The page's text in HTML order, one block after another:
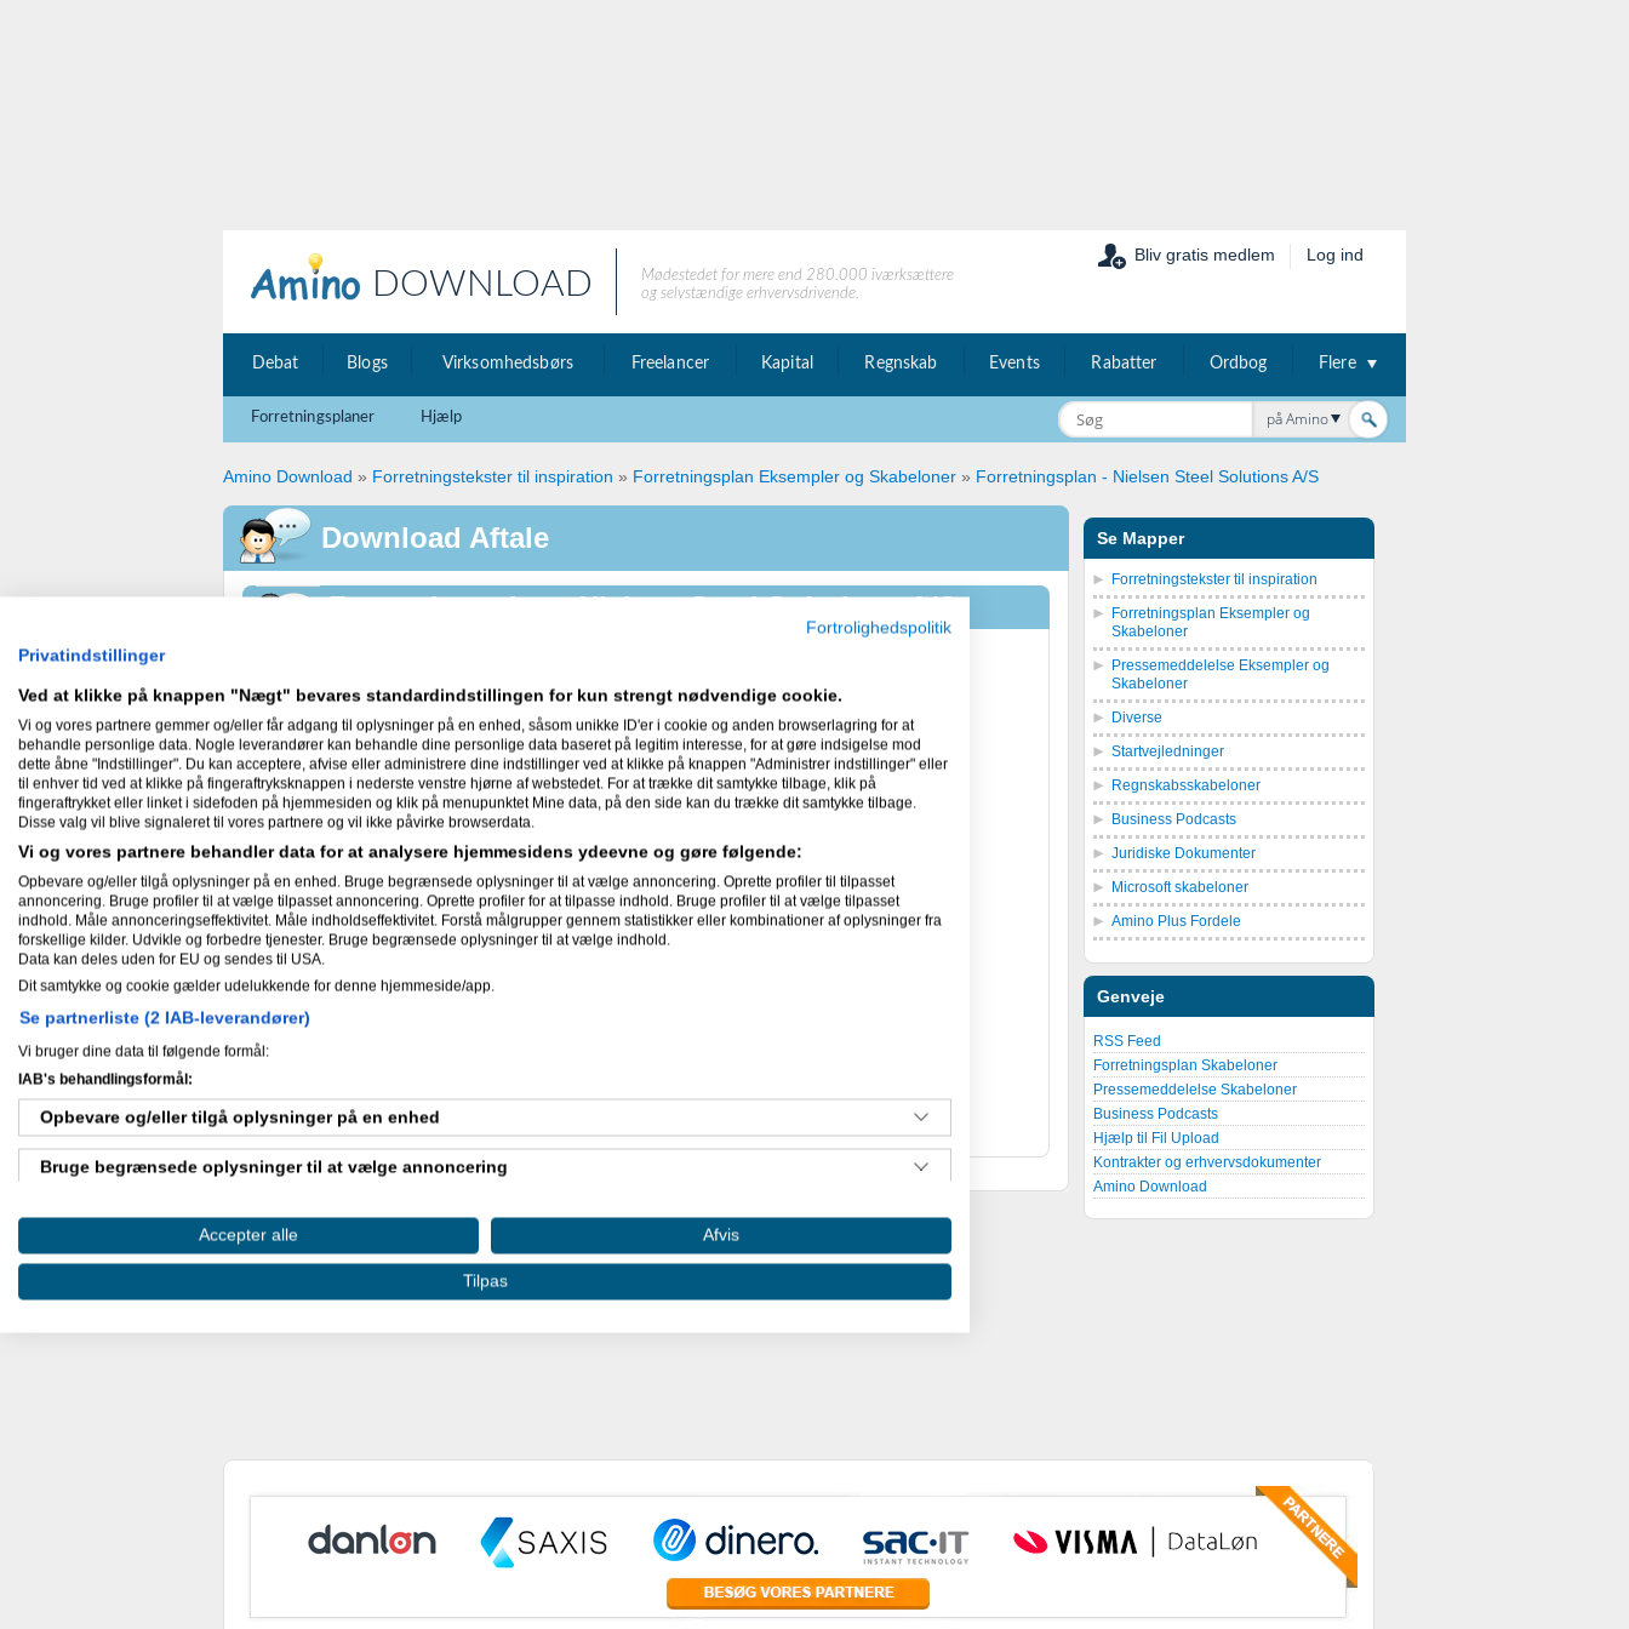
DOWNLOAD
Mødestedet for mere end 280.000 iværksættere
og selvstændige erhvervsdrivende.
Bliv gratis medlem Log ind
Debat Blogs Virksomhedsbørs Freelancer Kapital Regnskab Events Rabatter Ordbog Flere
Forretningsplaner Hjælp på Amino
Amino Download » Forretningstekster til inspiration » Forretningsplan Eksempler og Skabeloner » Forretningsplan - Nielsen Steel Solutions A/S
Se Mapper
Forretningstekster til inspiration
Forretningsplan Eksempler og
Skabeloner
Pressemeddelelse Eksempler og
Skabeloner
Diverse
Startvejledninger
Regnskabsskabeloner
Business Podcasts
Juridiske Dokumenter
Microsoft skabeloner
Amino Plus Fordele
Genveje
RSS Feed
Forretningsplan Skabeloner
Pressemeddelelse Skabeloner
Business Podcasts
Hjælp til Fil Upload
Kontrakter og erhvervsdokumenter
Amino Download
Download Aftale
Forretningsplan - Nielsen Steel Solutions A/S
Sidste opdateret: Den 8. november 2008
Duopnår den fulde brugsret til det pågældende dokument, billede/paradigme/fil. Du har
herunder tilladelse til at gøre følgende:
* Elektronisk lagre det oprindelige dokument, billede/paradigme/fil til eget senere brug.
* Udskrive det oprindelige dokument, billede/paradigme/fil til eget brug.
* Tilrette det oprindelige dokument, billede/paradigme/fil til den givne situation samt
udskrive denne/disse version(er).
Du må ikke overdrage pågældende dokument, billede/paradigme/fil til andre,
uden forudgående tilladelse fra Amino ApS.
Fortrolighedspolitik
Privatindstillinger
Ved at klikke på knappen "Nægt" bevares standardindstillingen for kun strengt nødvendige cookie.
Vi og vores partnere gemmer og/eller får adgang til oplysninger på en enhed, såsom unikke ID'er i cookie og anden browserlagring for at
behandle personlige data. Nogle leverandører kan behandle dine personlige data baseret på legitim interesse, for at gøre indsigelse mod
dette åbne "Indstillinger". Du kan acceptere, afvise eller administrere dine indstillinger ved at klikke på knappen "Administrer indstillinger" eller
til enhver tid ved at klikke på fingeraftryksknappen i nederste venstre hjørne af webstedet. For at trække dit samtykke tilbage, klik på
fingeraftrykket eller linket i sidefoden på hjemmesiden og klik på menupunktet Mine data, på den side kan du trække dit samtykke tilbage.
Disse valg vil blive signaleret til vores partnere og vil ikke påvirke browserdata.
Vi og vores partnere behandler data for at analysere hjemmesidens ydeevne og gøre følgende:
Opbevare og/eller tilgå oplysninger på en enhed. Bruge begrænsede oplysninger til at vælge annoncering. Oprette profiler til tilpasset
annoncering. Bruge profiler til at vælge tilpasset annoncering. Oprette profiler for at tilpasse indhold. Bruge profiler til at vælge tilpasset
indhold. Måle annonceringseffektivitet. Måle indholdseffektivitet. Forstå målgrupper gennem statistikker eller kombinationer af oplysninger fra
forskellige kilder. Udvikle og forbedre tjenester. Bruge begrænsede oplysninger til at vælge indhold.
Data kan deles uden for EU og sendes til USA.
Dit samtykke og cookie gælder udelukkende for denne hjemmeside/app.
Se partnerliste (2 IAB-leverandører)
Vi bruger dine data til følgende formål:
IAB's behandlingsformål:
Opbevare og/eller tilgå oplysninger på en enhed
Bruge begrænsede oplysninger til at vælge annoncering
Oprette profiler til tilpasset annoncering
Bruge profiler til at vælge tilpasset annoncering
Måle indholdseffektivitet
Forstå målgrupper gennem statistikker eller kombinationer af oplysninger fra forskellige
Accepter alle Afvis
Tilpas